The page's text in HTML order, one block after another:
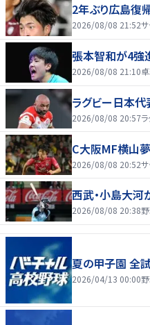
2年ぶり広島復
2026/08/08 21:52
張本智和が4強
2026/08/08 21:10
ラグビー日本
2026/08/08 20:57
C大阪MF横山
2026/08/08 20:52
西武・小島大
2026/08/08 20:38
夏の甲子園 全
2026/04/13 00:00